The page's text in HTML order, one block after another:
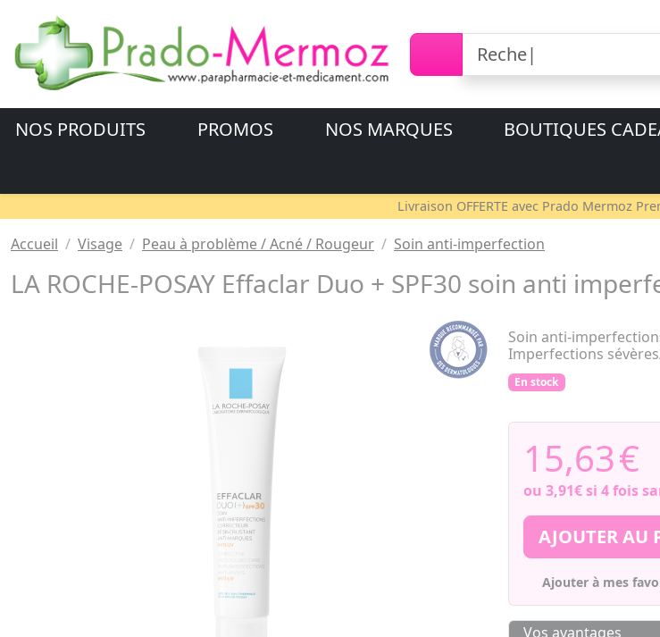
NOS PRODUITS PROMOS NOS MARQUES
BOUTIQUES
Livraison OFFERTE avec Prado Mermoz
Accueil Visage Peau à problème / Acné / Rougeur Soin anti-imperfection
LA ROCHE-POSAY Effaclar Duo + SPF30 soin anti
Soin anti-
Imperfections
En stock
15,63€
ou 3,91€si 4 fois
AJOUTER AU
Ajouter à mes
Vos avantages